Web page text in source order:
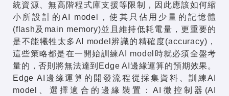
統資源、無高階程式庫支援等限制，因此應該如何縮
小所設計的AI model，使其只佔用少量的記憶體
(flash及main memory)並且維持低耗電量，更重要的
是不能犧牲太多AI model辨識的精確度(accuracy)，
這些策略都是在一開始訓練AI model時就必須全盤考
量的，否則將無法達到Edge AI邊緣運算的預期效果。
Edge AI邊緣運算的開發流程從採集資料、訓練AI
model、選擇適合的邊緣裝置：AI微控制器(AI